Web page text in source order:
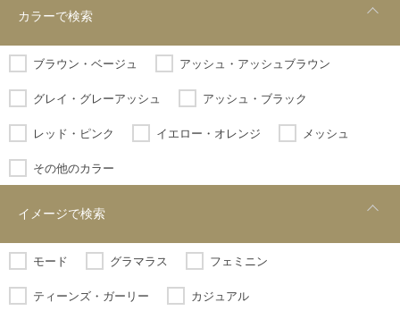
カラーで検索
ブラウン・ベージュ アッシュ・アッシュブラウン
グレイ・グレーアッシュ アッシュ・ブラック
レッド・ピンク イエロー・オレンジ メッシュ
その他のカラー
イメージで検索
モード グラマラス フェミニン
ティーンズ・ガーリー カジュアル